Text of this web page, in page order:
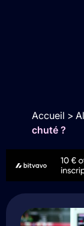
Accueil >
chuté ?